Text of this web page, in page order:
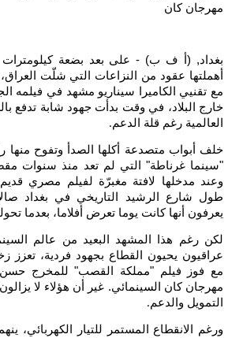
- على بعد بضعة كيلومترات من صالات سينما
النزاعات التي شلّت العراق، يراجع علي البياتي
سيناريو مشهد في فيلمه الجديد، آملا أن يُعرض
وقت بدأت جهود شابة تدفع بالسينما العراقية نحو
الدعم.
أكلها الصدأ وتفوح منها رائحة الرطوبة، تقبع
التي لم تعد منذ سنوات مقصدا لعشاق الأفلام.
مغبرّة لفيلم مصري قديم، فيما تنتشر على
التاريخي في بغداد صالات لم يعد المارة
يوما تعرض أفلاما، بعدما تحولت إلى مخازن .
البعيد من عالم السينما، بدأ صناع أفلام
القطاع بجهود فردية، تعزز زخمها العام الماضي
القصب" للمخرج حسن هادي بجائزة في
غير أن هؤلاء لا يزالون يواجهون نقصا في
للتيار الكهربائي، ينهمك البياتي وطاقمه